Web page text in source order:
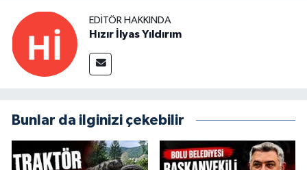
EDITÖR HAKKINDA
Hızır İlyas Yıldırım
Bunlar da ilginizi çekebilir